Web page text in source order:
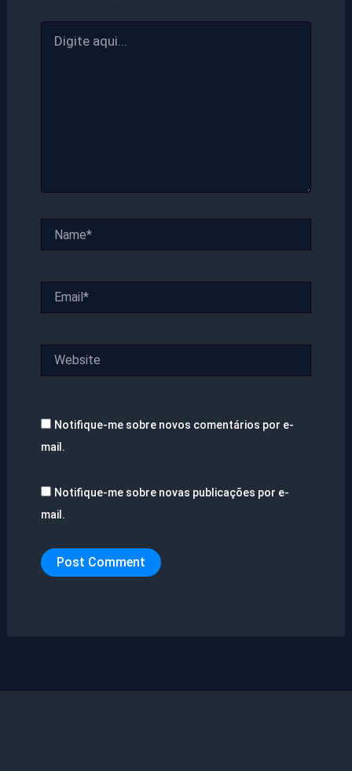
aqui...
Notifique-me sobre novos comentários por e-
mail.
Notifique-me sobre novas publicações por e-
mail.